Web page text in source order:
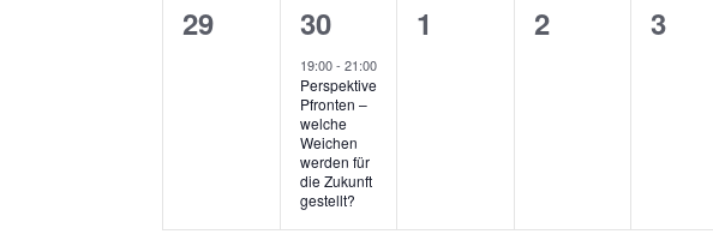
0
Veranstaltungen,
29
1
Veranstaltung,
30
19:00- 21:00
Perspektive
Pfronten –
welche
Weichen
werden für
die Zukunft
gestellt?
0
1
0
2
0
3